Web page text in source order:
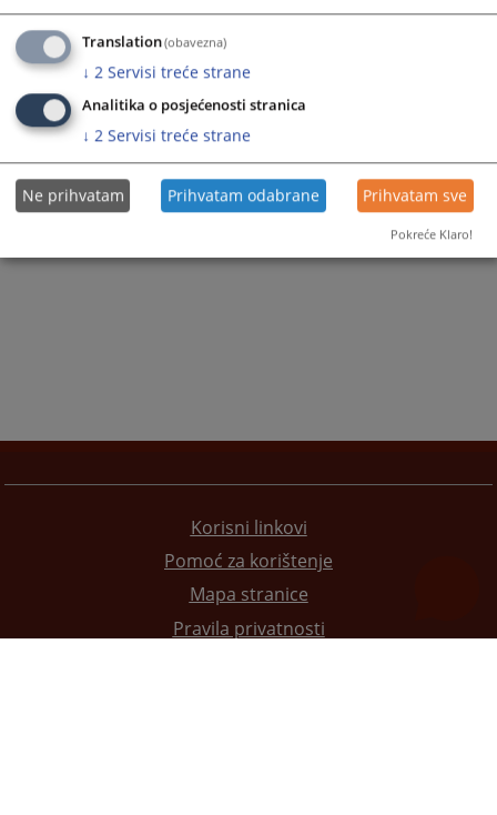
Korisni linkovi
Pomoć za korištenje
Mapa stranice
Pravila privatnosti
Translation(obavezna)
↓ 2 Servisi treće strane
Analitika o posjećenosti stranica
↓ 2 Servisi treće strane
Ne prihvatam Prihvatam odabrane Prihvatam sve
Pokreće Klaro!